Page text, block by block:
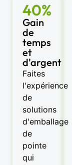
40%
Gain
de
temps
et
d'argent
Faites
l'expérience
de
solutions
d'emballage
de
pointe
qui